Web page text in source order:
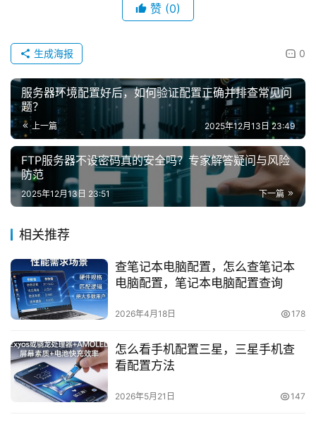
赞 (0)
0
生成海报
服务器环境配置好后，如何验证配置正确并排查常见问
题？
上一篇 2025年12月13日 23:49
FTP服务器不设密码真的安全吗？专家解答疑问与风险
防范
下一篇
2025年12月13日 23:51
相关推荐
查笔记本电脑配置，怎么查笔记本
电脑配置，笔记本电脑配置查询
2026年4月18日 178
怎么看手机配置三星，三星手机查
看配置方法
2026年5月21日 147